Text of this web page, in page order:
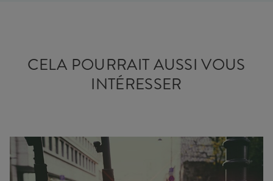
CELA POURRAIT AUSSI VOUS
INTÉRESSER